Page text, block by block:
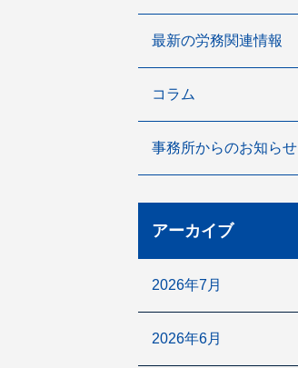
最新の労務関連情報
コラム
事務所からのお知らせ
アーカイブ
2026年7月
2026年6月